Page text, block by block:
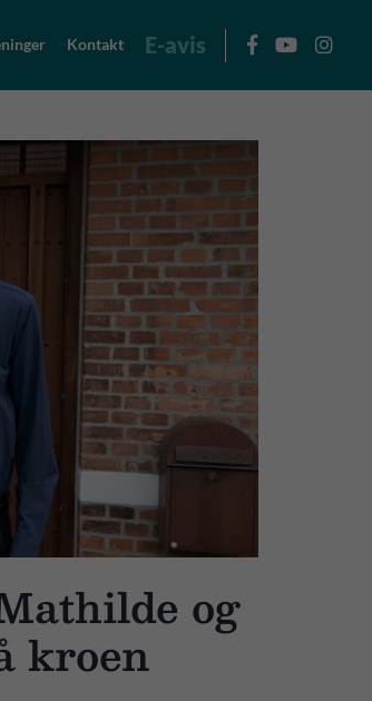
Kontakt E-avis
og
kroen